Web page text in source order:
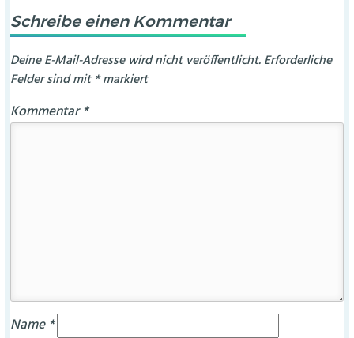
Schreibe einen Kommentar
Deine E-Mail-Adresse wird nicht veröffentlicht. Erforderliche
Felder sind mit *markiert
Kommentar*
Name *